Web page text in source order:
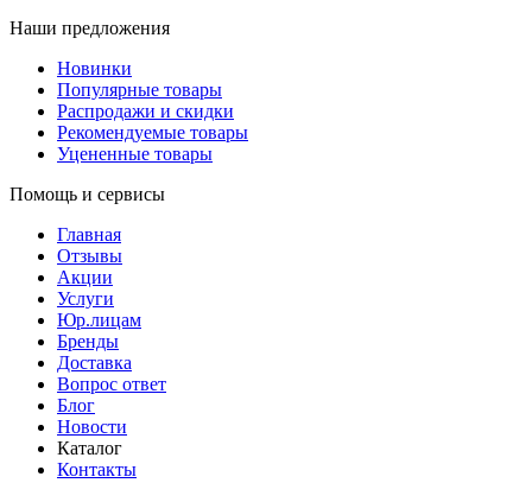
Наши предложения
Новинки
Популярные товары
Распродажи и скидки
Рекомендуемые товары
Уцененные товары
Помощь и сервисы
Главная
Отзывы
Акции
Услуги
Юр.лицам
Бренды
Доставка
Вопрос ответ
Блог
Новости
Каталог
Контакты